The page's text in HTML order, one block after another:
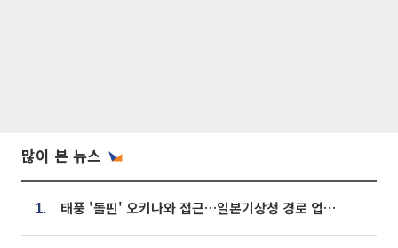
많이 본 뉴스
1. 태풍 '돌핀' 오키나와 접근…일본기상청 경로 업데이트